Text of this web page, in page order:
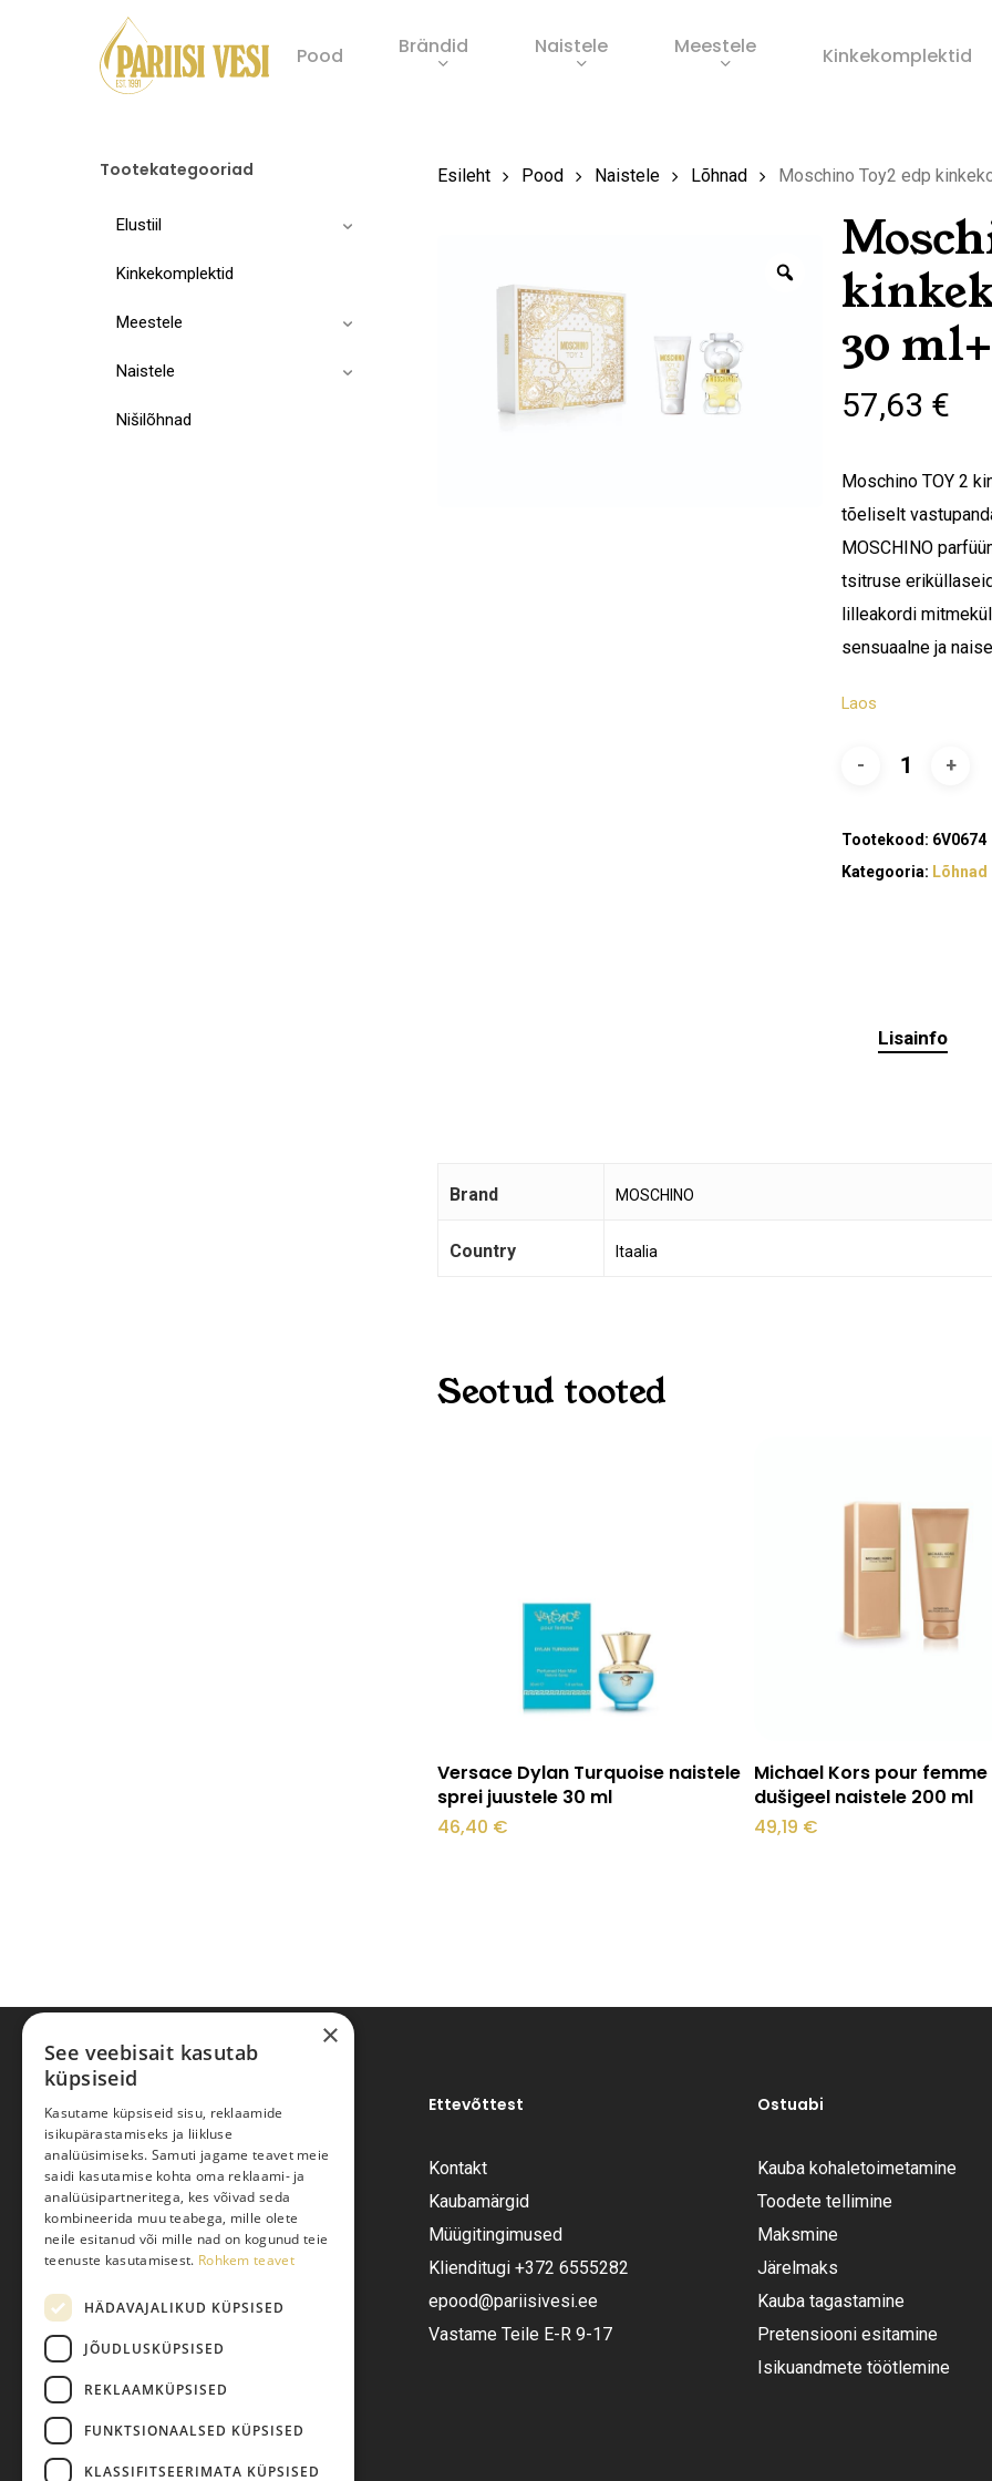
Pood Brändid Naistele Meestele Kinkekomplektid
Ostukorv
Tootekategooriad
Elustiil
Kinkekomplektid
Meestele
Naistele
Nišilõhnad
Esileht Pood Naistele Lõhnad Moschino Toy2 edp
Zoom
30
57,63 €
Moschino TOY 2
tõeliselt
MOSCHINO
tsitruse
lilleakordi
sensuaalne ja
Laos
Tootekood: 6V0674
Kategooria: Lõhnad
Lisainfo
Brand MOSCHINO
Country Itaalia
Seotud tooted
Lisa korvi
Versace Dylan Turquoise naistele
sprei juustele 30 ml
46,40 €
Lisa korvi
Michael Kors pour femme
dušigeel naistele 200 ml
49,19 €
Pariisi Vesi OÜ
Tüve 54-2, Tallinn 13418
Telefon: +372 6555282
E-post: epood@pariisivesi.ee
Ettevõttest
Kontakt
Kaubamärgid
Müügitingimused
Klienditugi +372 6555282
epood@pariisivesi.ee
Vastame Teile E-R 9-17
Ostuabi
Kauba kohaletoimetamine
Toodete tellimine
Maksmine
Järelmaks
Kauba tagastamine
Pretensiooni esitamine
Isikuandmete töötlemine
×
See veebisait kasutab
küpsiseid
Kasutame küpsiseid sisu, reklaamide
isikupärastamiseks ja liikluse
analüüsimiseks. Samuti jagame teavet meie
saidi kasutamise kohta oma reklaami- ja
analüüsipartneritega, kes võivad seda
kombineerida muu teabega, mille olete
neile esitanud või mille nad on kogunud teie
teenuste kasutamisest. Rohkem teavet
HÄDAVAJALIKUD KÜPSISED
JÕUDLUSKÜPSISED
REKLAAMKÜPSISED
FUNKTSIONAALSED KÜPSISED
KLASSIFITSEERIMATA KÜPSISED